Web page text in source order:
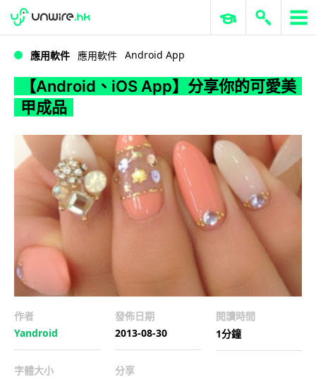
WWDC 2026 ERP 與商業 AI
應用軟件 應用軟件 Android App
【Android、iOS App】分享你的可愛美
甲成品
作者
Yandroid
發佈日期
2013-08-30
閱讀時間
1分鐘
字體大小 分享